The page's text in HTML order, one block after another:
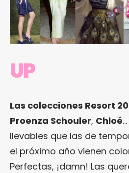
UP
Las colecciones Resort
Proenza Schouler, Chloé
llevables que las de
el próximo año vienen
Perfectas, ¡damn! Las